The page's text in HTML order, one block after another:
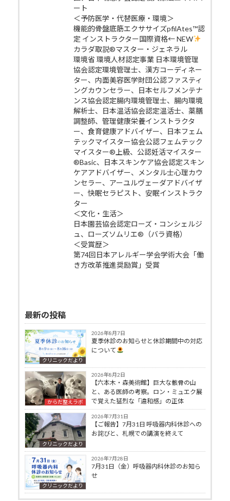
ート
＜予防医学・代替医療・環境＞
機能的骨盤底筋エクササイズpfilAtes™認
定 インストラクター国際資格← NEW
カラダ取説®マスター・ジェネラル
環境省 環境人材認定事業 日本環境管理
協会認定環境管理士、漢方コーディネー
ター、内面美容医学財団公認ファスティ
ングカウンセラー、日本セルフメンテナ
ンス協会認定腸内環境管理士、腸内環境
解析士、日本温活協会認定温活士、薬膳
調整師、管理健康栄養インストラクタ
ー、食育健康アドバイザー、日本フェム
テックマイスター協会公認フェムテック
マイスター®上級、公認妊活マイスター
®Basic、日本スキンケア協会認定スキン
ケアアドバイザー、メンタル士心理カウ
ンセラー、アーユルヴェーダアドバイザ
ー、快眠セラピスト、安眠インストラク
ター
＜文化・生活＞
日本園芸協会認定ローズ・コンシェルジ
ュ、ローズソムリエ®（バラ資格）
＜受賞歴＞
第74回日本アレルギー学会学術大会「働
き方改革推進奨励賞」受賞
最新の投稿
クリニックだより
2026年8月7日
夏季休診のお知らせと休診期間中の対応
について
からだ整えラボ
2026年8月2日
【六本木・森美術館】巨大な骸骨の山
と、ある医師の考察。ロン・ミュエク展
で覚えた猛烈な「違和感」の正体
クリニックだより
2026年7月31日
【ご報告】7月31日 呼吸器内科休診への
お詫びと、札幌での講演を終えて
クリニックだより
2026年7月28日
7月31日（金）呼吸器内科休診のお知ら
せ